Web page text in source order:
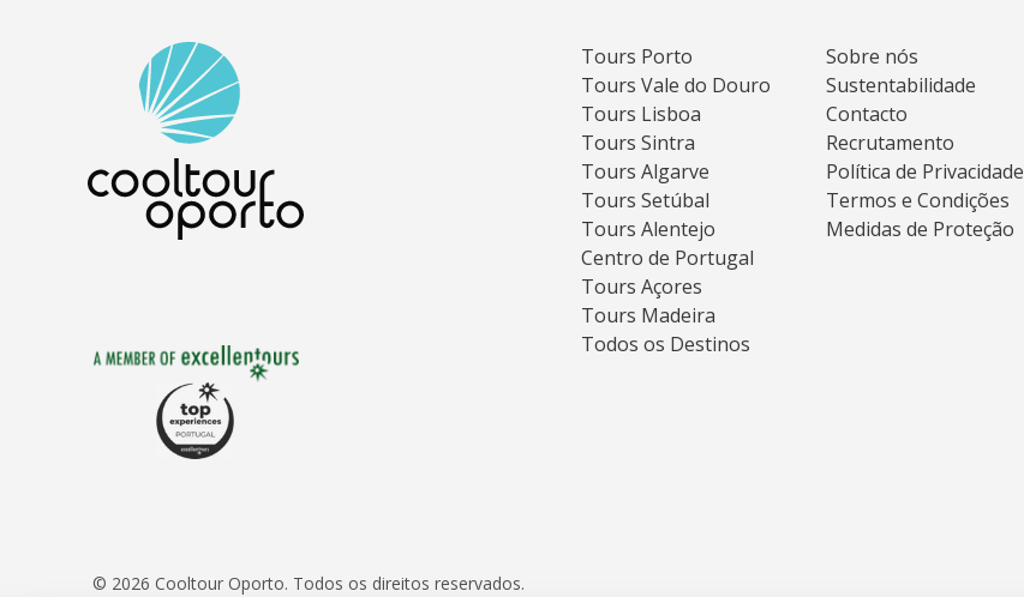
Tours Porto
Tours Vale do Douro
Tours Lisboa
Tours Sintra
Tours Algarve
Tours Setúbal
Tours Alentejo
Centro de Portugal
Tours Açores
Tours Madeira
Todos os Destinos
Sobre nós
Sustentabilidade
Contacto
Recrutamento
Política de Privacidade
Termos e Condições
Medidas de Proteção
© 2026 Cooltour Oporto. Todos os direitos reservados.